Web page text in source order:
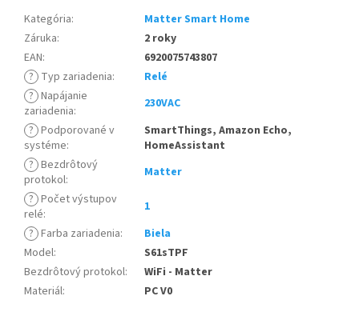
Kategória:
Matter Smart Home
Záruka:
2 roky
EAN:
6920075743807
? Typ zariadenia:
Relé
? Napájanie
zariadenia:
230VAC
? Podporované v
systéme:
SmartThings, Amazon Echo,
HomeAssistant
? Bezdrôtový
protokol:
Matter
? Počet výstupov
relé:
1
? Farba zariadenia:
Biela
Model:
S61sTPF
Bezdrôtový protokol:
WiFi - Matter
Materiál: PC V0